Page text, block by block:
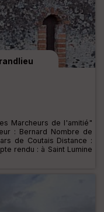
Marcheurs de l'amitié"
: Bernard Nombre de
de Coutais Distance :
rendu : à Saint Lumine